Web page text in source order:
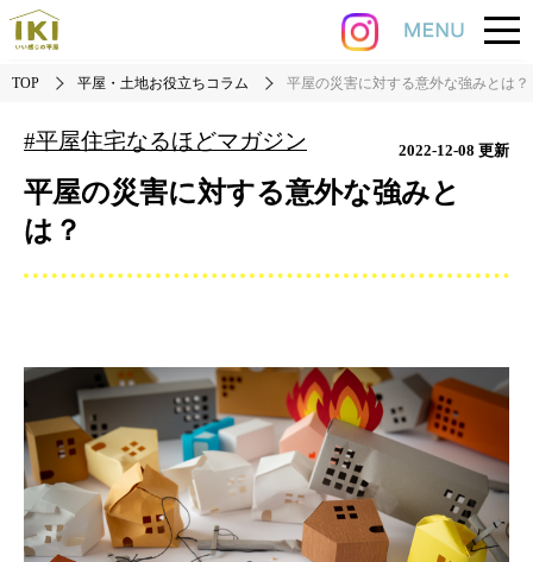
TOP 平屋・土地お役立ちコラム 平屋の災害に対する意外な強みとは？
#平屋住宅なるほどマガジン 2022-12-08 更新
平屋の災害に対する意外な強みと
は？